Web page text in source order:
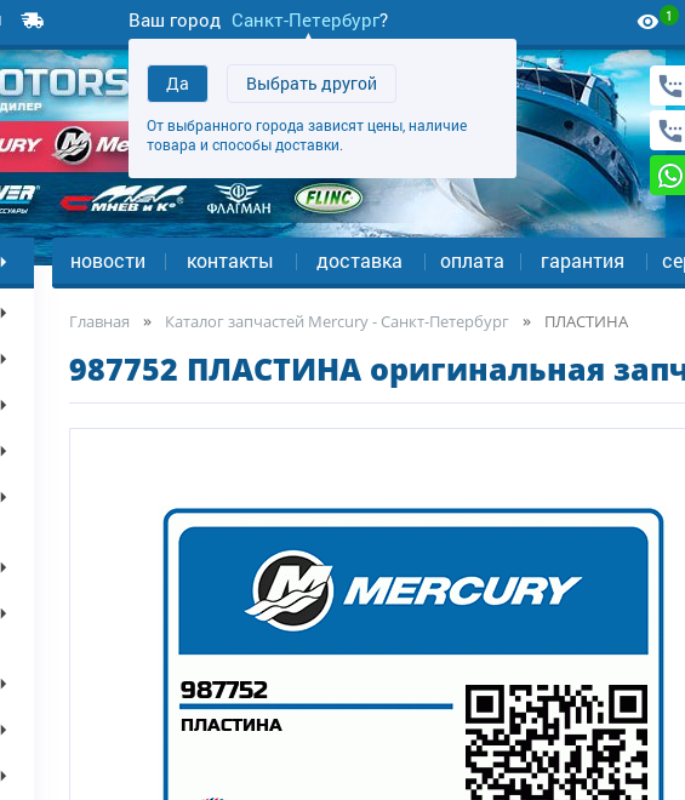
Ваш город Санкт-Петербург?
Да Выбрать другой
От выбранного города зависят цены, наличие
товара и способы доставки.
1
новости контакты доставка оплата гарантия
Главная Каталог запчастей Mercury - Санкт-Петербург ПЛАСТИНА
987752 ПЛАСТИНА оригинальная